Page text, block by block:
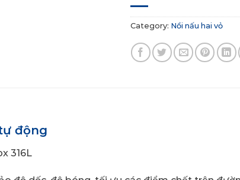
Category: Nồi nấu hai vỏ
động
316L